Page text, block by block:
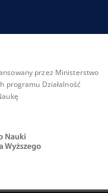
przez Ministerstwo
programu Działalność